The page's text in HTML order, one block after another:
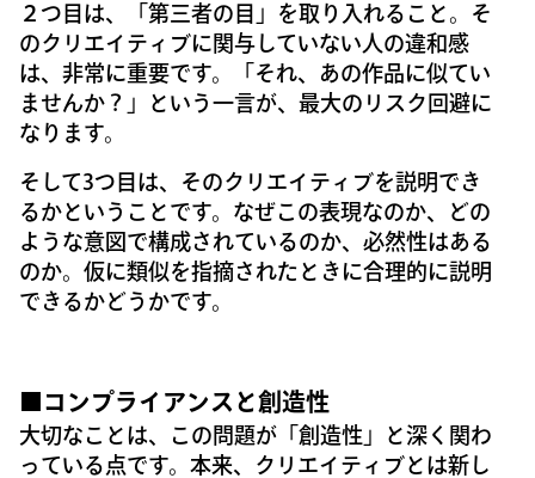
２つ目は、「第三者の目」を取り入れること。そ
のクリエイティブに関与していない人の違和感
は、非常に重要です。「それ、あの作品に似てい
ませんか？」という一言が、最大のリスク回避に
なります。
そして3つ目は、そのクリエイティブを説明でき
るかということです。なぜこの表現なのか、どの
ような意図で構成されているのか、必然性はある
のか。仮に類似を指摘されたときに合理的に説明
できるかどうかです。
■コンプライアンスと創造性
大切なことは、この問題が「創造性」と深く関わ
っている点です。本来、クリエイティブとは新し